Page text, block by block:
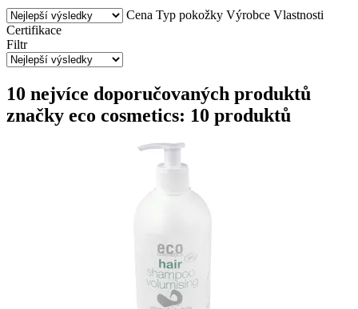
Cena Typ pokožky Výrobce Vlastnosti
Certifikace
Filtr
10 nejvíce doporučovaných produktů
značky eco cosmetics: 10 produktů